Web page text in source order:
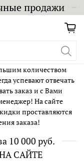
продажи
количеством
успевают отвечать
заказ и с Вами
На сайте
проставляются
заказа!
10 000 руб.
САЙТЕ